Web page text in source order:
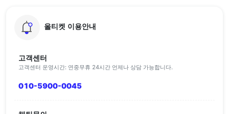
올티켓 이용안내
고객센터
고객센터 운영시간: 연중무휴 24시간 언제나 상담 가능합니다.
010-5900-0045